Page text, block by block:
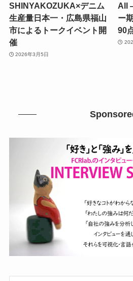
SHINYAKOZUKA×デニム
生産量日本一・広島県福山
市によるトークイベント開
催
2026年3月5日
All
ー
90